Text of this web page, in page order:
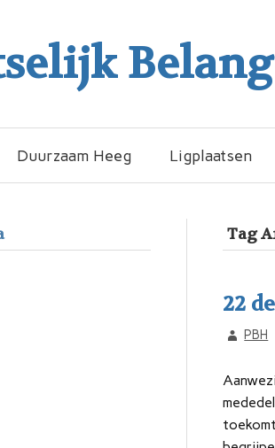
Duurzaam Heeg Ligplaatsen
Tag
22
PBH